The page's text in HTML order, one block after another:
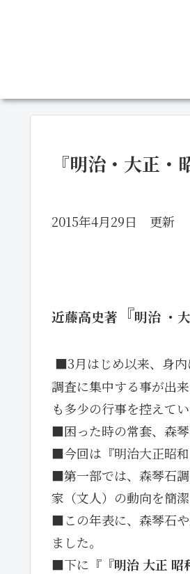
『明治・大正
2015年4月29日 更新
近藤高史著 『明治 ・
■3月はじめ以来、身内
調査に集中する事が出
も多少の行事を控えてい
■困った時の常套、森琴
■今回は『明治大正昭
■第一部では、森琴石
家（文人）の動向を簡
■この年表に、森琴石
ました。
■下に『 『明治 大正